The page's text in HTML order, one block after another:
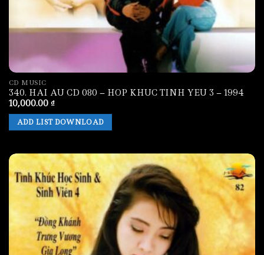
CD MUSIC
340. HAI AU CD 080 – HOP KHUC TINH YEU 3 – 1994
10,000.00 ₫
ADD LIST DOWNLOAD